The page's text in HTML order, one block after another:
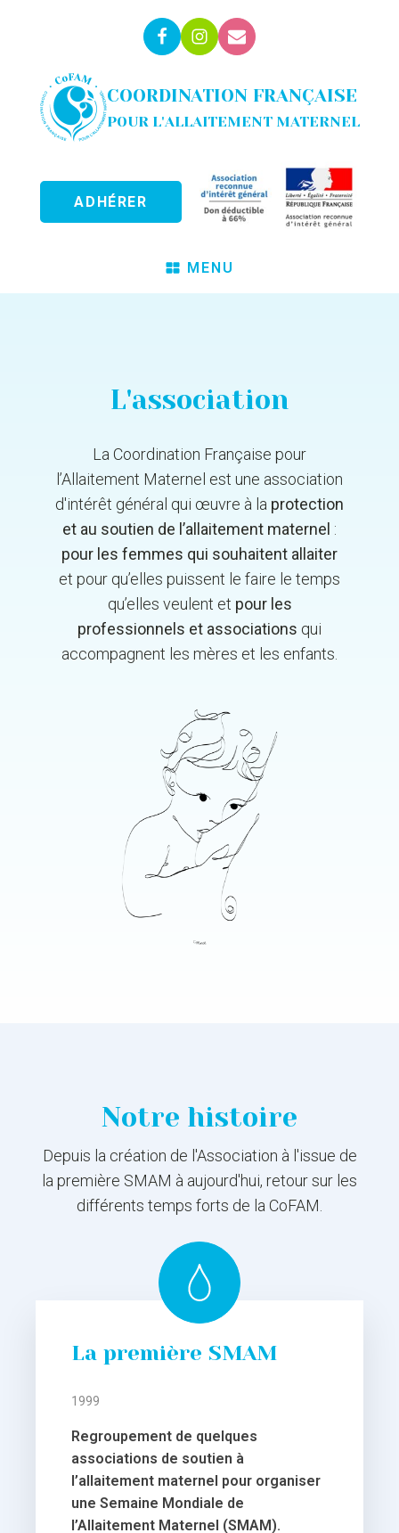
COORDINATION FRANÇAISE
POUR L'ALLAITEMENT MATERNEL
ADHÉRER
MENU
L'association
La Coordination Française pour
l’Allaitement Maternel est une association
d'intérêt général qui œuvre à la protection
et au soutien de l’allaitement maternel :
pour les femmes qui souhaitent allaiter
et pour qu’elles puissent le faire le temps
qu’elles veulent et pour les
professionnels et associations qui
accompagnent les mères et les enfants.
Notre histoire
Depuis la création de l'Association à l'issue de
la première SMAM à aujourd'hui, retour sur les
différents temps forts de la CoFAM.
La première SMAM
1999
Regroupement de quelques
associations de soutien à
l’allaitement maternel pour organiser
une Semaine Mondiale de
l’Allaitement Maternel (SMAM).